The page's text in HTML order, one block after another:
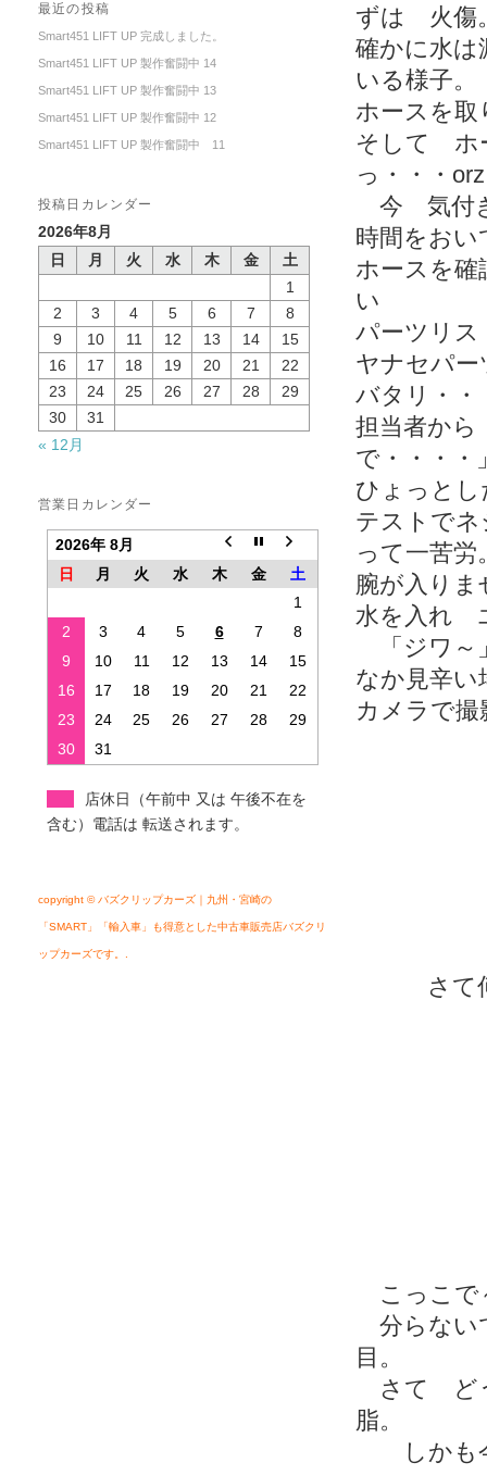
最近の投稿
Smart451 LIFT UP 完成しました。
Smart451 LIFT UP 製作奮闘中 14
Smart451 LIFT UP 製作奮闘中 13
Smart451 LIFT UP 製作奮闘中 12
Smart451 LIFT UP 製作奮闘中 11
投稿日カレンダー
2026年8月
日
月 火 水 木 金
土
1
2
3 4 5 6 7
8
9
10 11 12 13 14
15
16
17 18 19 20 21
22
23
24 25 26 27 28
29
30
31
« 12月
営業日カレンダー
2026年 8月
日
月 火 水 木 金
土
1
2
3 4 5 6 7
8
9
10 11 12 13 14
15
16
17 18 19 20 21
22
23
24 25 26 27 28
29
30
31
店休日（午前中 又は 午後不在を
含む）電話は 転送されます。
copyright © バズクリップカーズ｜九州・宮崎の
「SMART」「輸入車」も得意とした中古車販売店バズクリ
ップカーズです。.
ずは 火傷
確かに水
いる様子。
ホースを
そして ホ
っ・・・
今 気付
時間をお
ホースを
い
パーツリ
ヤナセパ
バタリ・・
担当者から
で・・・・
ひょっと
テストで
って一苦労
腕が入りま
水を入れ
「ジワ～
なか見辛い
カメラで
さて何
こっこで
分らない
目。
さて ど
脂。
しかも今